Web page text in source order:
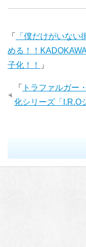
「
「僕だけがいな
める！！
子化！！
」
「
トラファルガー
化シリーズ「I.R.O